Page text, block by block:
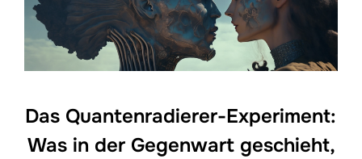
Das Quantenradierer-Experiment:
Was in der Gegenwart geschieht,